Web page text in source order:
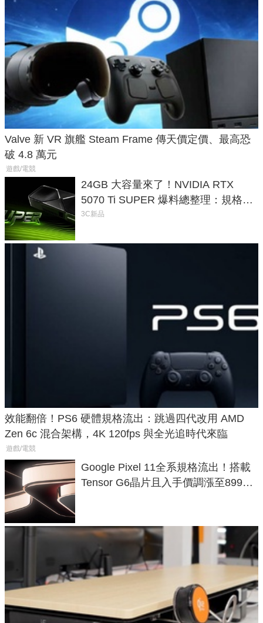
Valve 新 VR 旗艦 Steam Frame 傳天價定價、最高恐
破 4.8 萬元
遊戲/電競
24GB 大容量來了！NVIDIA RTX
5070 Ti SUPER 爆料總整理：規格、
功耗、上市時間
3C新品
效能翻倍！PS6 硬體規格流出：跳過四代改用 AMD
Zen 6c 混合架構，4K 120fps 與全光追時代來臨
遊戲/電競
Google Pixel 11全系規格流出！搭載
Tensor G6晶片且入手價調漲至899美